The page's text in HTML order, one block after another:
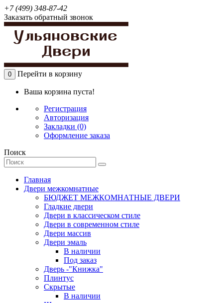
+7 (499) 348-87-42
Заказать обратный звонок
0 Перейти в корзину
Ваша корзина пуста!
Регистрация
Авторизация
Закладки (0)
Оформление заказа
Поиск
Главная
Двери межкомнатные
БЮДЖЕТ МЕЖКОМНАТНЫЕ ДВЕРИ
Гладкие двери
Двери в классическом стиле
Двери в современном стиле
Двери массив
Двери эмаль
В наличии
Под заказ
Дверь -"Книжка"
Плинтус
Скрытые
В наличии